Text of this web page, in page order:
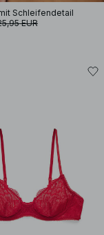
Schleifendetail
EUR